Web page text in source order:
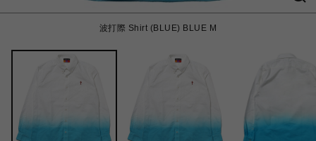
波打際 Shirt (BLUE) BLUE M